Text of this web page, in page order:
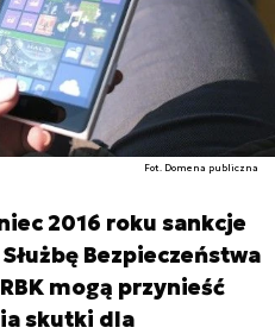
Fot. Domena publiczna
2016 roku sankcje
Bezpieczeństwa
mogą przynieść
skutki dla